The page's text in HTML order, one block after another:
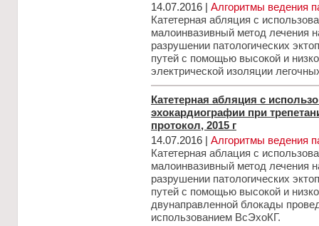
14.07.2016 | Алгоритмы ведения
Катетерная абляция с
малоинвазивный метод лечения
разрушении патологических
путей с помощью высокой и
электрической изоляции
Катетерная абляция с
эхокардиографии при
протокол, 2015 г
14.07.2016 | Алгоритмы ведения
Катетерная аблация с
малоинвазивный метод лечения
разрушении патологических
путей с помощью высокой и
двунаправленной блокады
использованием ВсЭхоКГ.